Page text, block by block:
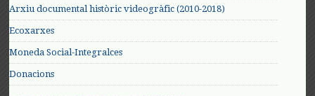
Arxiu documental històric videogràfic (2010-2018)
Ecoxarxes
Moneda Social-Integralces
Donacions